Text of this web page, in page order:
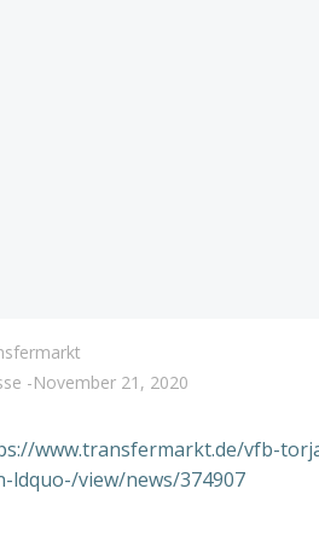
-November 21, 2020
www.transfermarkt.de/vfb-
ldquo-/view/news/374907